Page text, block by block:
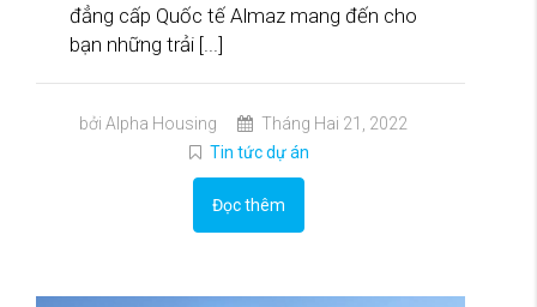
đẳng cấp Quốc tế Almaz mang đến cho
bạn những trải [...]
bởi Alpha Housing
Tháng Hai 21, 2022
Tin tức dự án
Đọc thêm